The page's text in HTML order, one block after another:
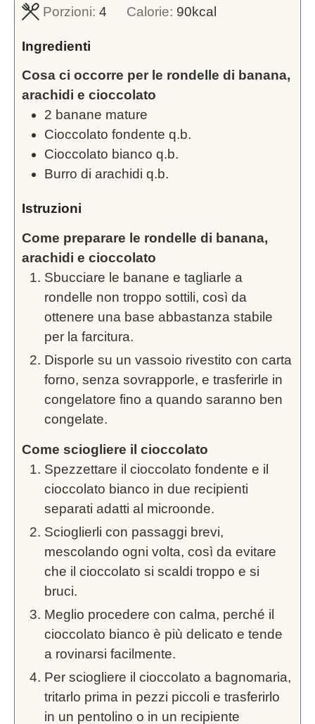
Porzioni: 4 Calorie: 90kcal
Ingredienti
Cosa ci occorre per le rondelle di banana,
arachidi e cioccolato
2 banane mature
Cioccolato fondente q.b.
Cioccolato bianco q.b.
Burro di arachidi q.b.
Istruzioni
Come preparare le rondelle di banana,
arachidi e cioccolato
Sbucciare le banane e tagliarle a
rondelle non troppo sottili, così da
ottenere una base abbastanza stabile
per la farcitura.
Disporle su un vassoio rivestito con carta
forno, senza sovrapporle, e trasferirle in
congelatore fino a quando saranno ben
congelate.
Come sciogliere il cioccolato
Spezzettare il cioccolato fondente e il
cioccolato bianco in due recipienti
separati adatti al microonde.
Scioglierli con passaggi brevi,
mescolando ogni volta, così da evitare
che il cioccolato si scaldi troppo e si
bruci.
Meglio procedere con calma, perché il
cioccolato bianco è più delicato e tende
a rovinarsi facilmente.
Per sciogliere il cioccolato a bagnomaria,
tritarlo prima in pezzi piccoli e trasferirlo
in un pentolino o in un recipiente